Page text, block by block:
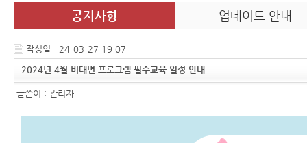
공지사항 업데이트 안내
작성일 : 24-03-27 19:07
2024년 4월 비대면 프로그램 필수교육 일정 안내
글쓴이 : 관리자